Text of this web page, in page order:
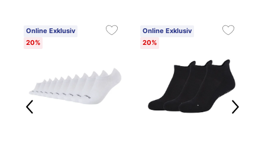
Online Exklusiv
20%
Online Exklusiv
20%